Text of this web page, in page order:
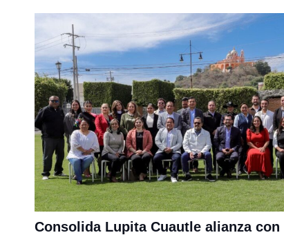
Consolida Lupita Cuautle alianza